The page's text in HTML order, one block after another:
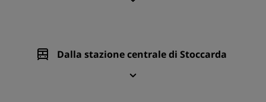
Dalla stazione centrale di Stoccarda